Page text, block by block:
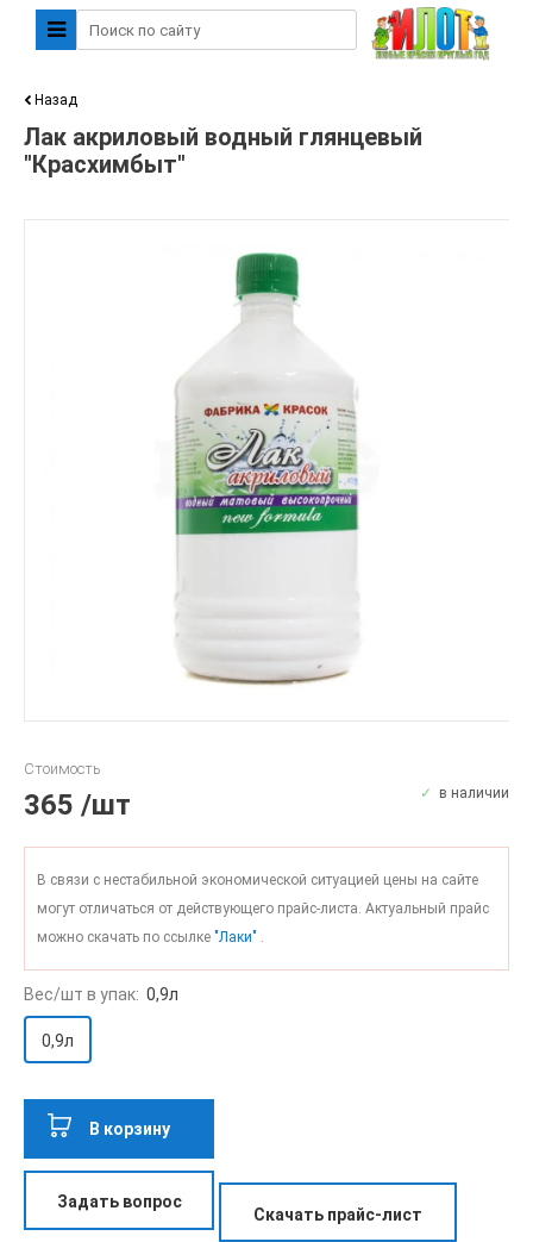
Назад
Лак акриловый водный глянцевый
"Красхимбыт"
Стоимость
365 /шт в наличии
В связи с нестабильной экономической ситуацией цены на сайте
могут отличаться от действующего прайс-листа. Актуальный прайс
можно скачать по ссылке "Лаки" .
Вес/шт в упак: 0,9л
0,9л
В корзину
Задать вопрос
Скачать прайс-лист